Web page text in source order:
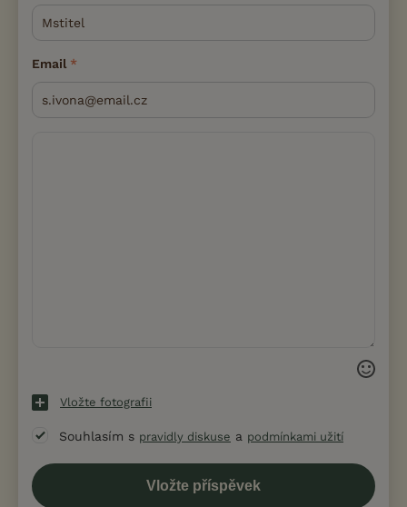
Email
Vložte fotografii
Souhlasím s pravidly diskuse a podmínkami užití